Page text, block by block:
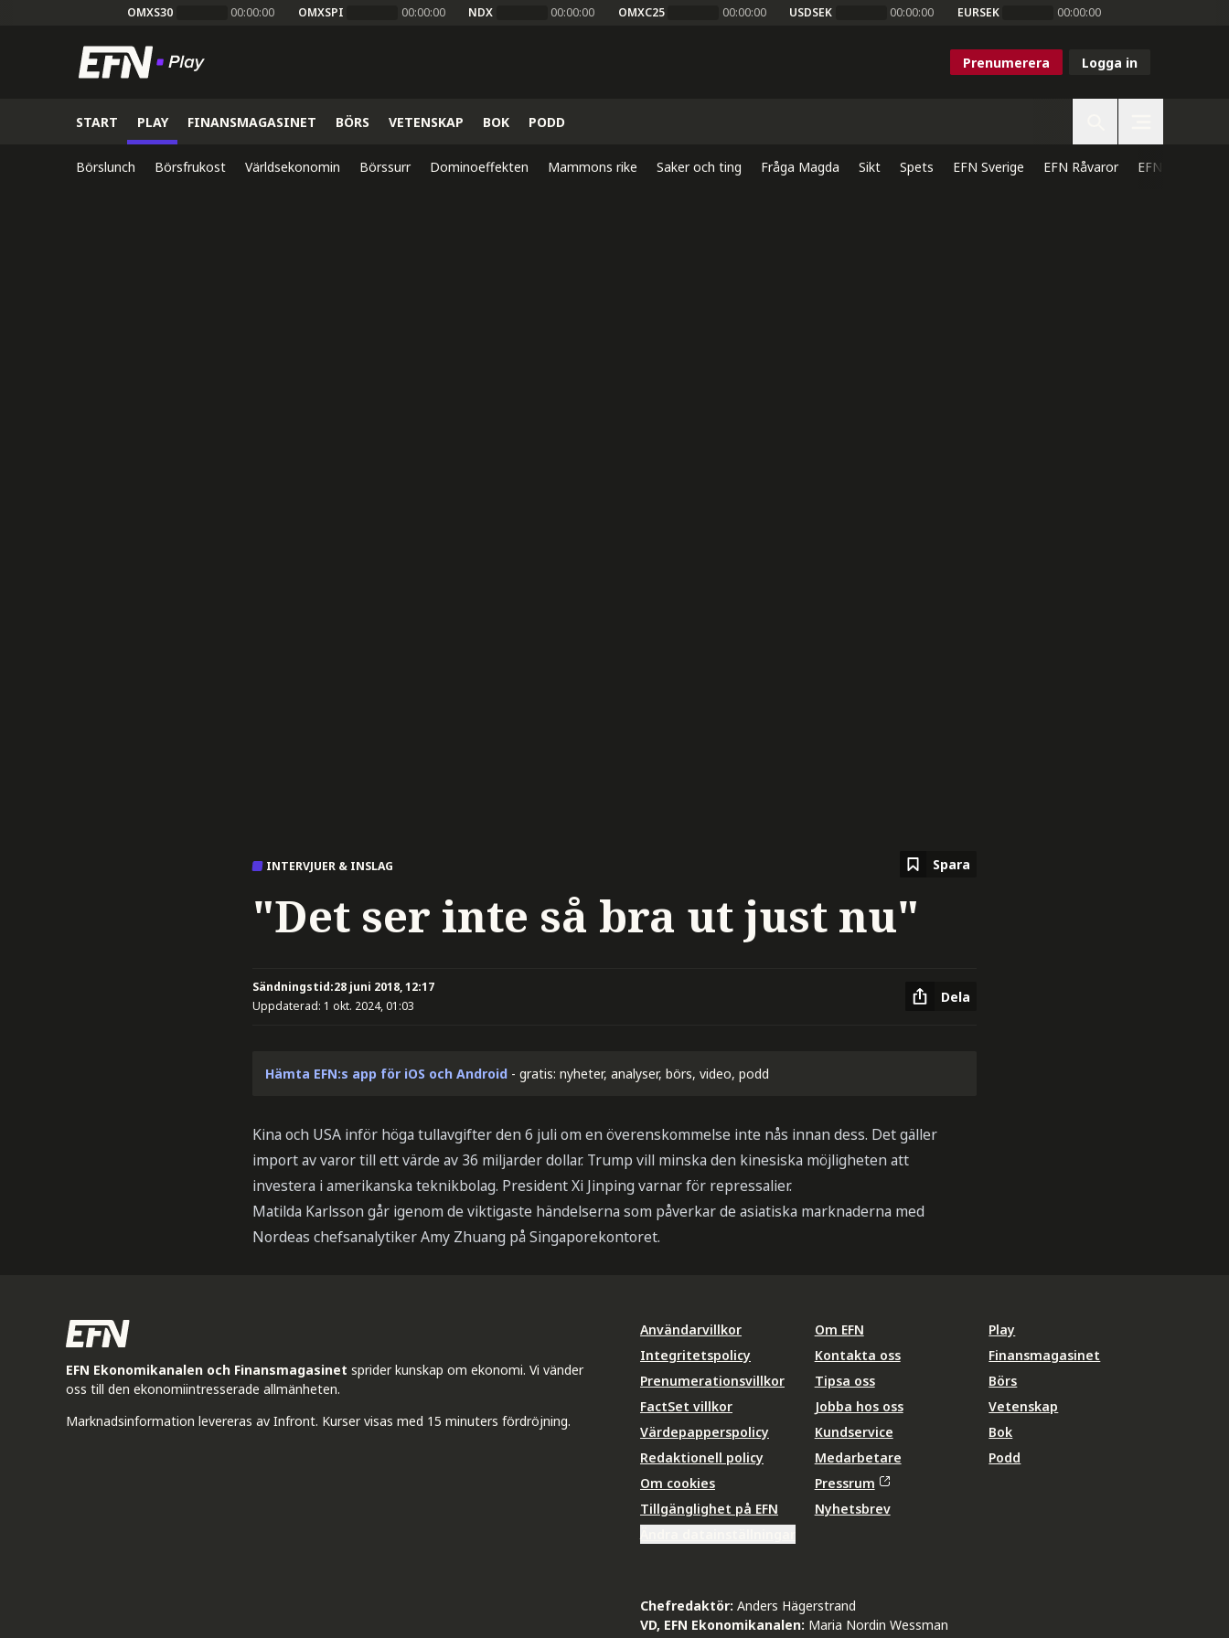
OMXS30 00:00:00 OMXSPI 00:00:00 NDX 00:00:00 OMXC25 00:00:00 USDSEK 00:00:00 EURSEK 00:00:00
Prenumerera Logga in
START PLAY FINANSMAGASINET BÖRS VETENSKAP BOK PODD
Börslunch Börsfrukost Världsekonomin Börssurr Dominoeffekten Mammons rike Saker och ting Fråga Magda Sikt Spets EFN Sverige EFN Råvaror EFN Direkt
INTERVJUER & INSLAG Spara
"Det ser inte så bra ut just nu"
Sändningstid:28 juni 2018, 12:17
Uppdaterad: 1 okt. 2024, 01:03
Dela
Hämta EFN:s app för iOS och Android - gratis: nyheter, analyser, börs, video, podd
Kina och USA inför höga tullavgifter den 6 juli om en överenskommelse inte nås innan dess. Det gäller
import av varor till ett värde av 36 miljarder dollar. Trump vill minska den kinesiska möjligheten att
investera i amerikanska teknikbolag. President Xi Jinping varnar för repressalier.
Matilda Karlsson går igenom de viktigaste händelserna som påverkar de asiatiska marknaderna med
Nordeas chefsanalytiker Amy Zhuang på Singaporekontoret.
EFN Ekonomikanalen och Finansmagasinet sprider kunskap om ekonomi. Vi vänder
oss till den ekonomiintresserade allmänheten.
Marknadsinformation levereras av Infront. Kurser visas med 15 minuters fördröjning.
Användarvillkor
Integritetspolicy
Prenumerationsvillkor
FactSet villkor
Värdepapperspolicy
Redaktionell policy
Om cookies
Tillgänglighet på EFN
Om EFN
Kontakta oss
Tipsa oss
Jobba hos oss
Kundservice
Medarbetare
Pressrum
Nyhetsbrev
Play
Finansmagasinet
Börs
Vetenskap
Bok
Podd
Chefredaktör: Anders Hägerstrand
VD, EFN Ekonomikanalen: Maria Nordin Wessman